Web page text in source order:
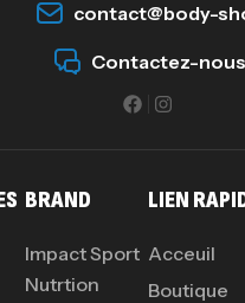
contact@body-
Contactez-nous
BRAND
Impact Sport
Nutrtion
LIEN
Acceuil
Boutique